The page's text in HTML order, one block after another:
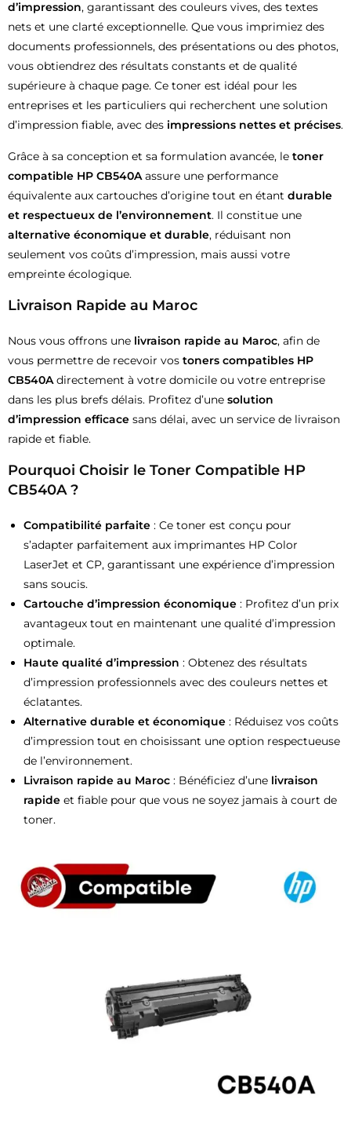
d’impression, garantissant des couleurs vives, des textes
nets et une clarté exceptionnelle. Que vous imprimiez des
documents professionnels, des présentations ou des photos,
vous obtiendrez des résultats constants et de qualité
supérieure à chaque page. Ce toner est idéal pour les
entreprises et les particuliers qui recherchent une solution
d’impression fiable, avec des impressions nettes et précises.
Grâce à sa conception et sa formulation avancée, le toner
compatible HP CB540Aassure une performance
équivalente aux cartouches d’origine tout en étant durable
et respectueux de l’environnement. Il constitue une
alternative économique et durable, réduisant non
seulement vos coûts d’impression, mais aussi votre
empreinte écologique.
Livraison Rapide au Maroc
Nous vous offrons une livraison rapide au Maroc, afin de
vous permettre de recevoir vos toners compatibles HP
CB540Adirectement à votre domicile ou votre entreprise
dans les plus brefs délais. Profitez d’une solution
d’impression efficace sans délai, avec un service de livraison
rapide et fiable.
Pourquoi Choisir le Toner Compatible HP
CB540A ?
Compatibilité parfaite : Ce toner est conçu pour
s’adapter parfaitement aux imprimantes HP Color
LaserJet et CP, garantissant une expérience d’impression
sans soucis.
Cartouche d’impression économique : Profitez d’un prix
avantageux tout en maintenant une qualité d’impression
optimale.
Haute qualité d’impression : Obtenez des résultats
d’impression professionnels avec des couleurs nettes et
éclatantes.
Alternative durable et économique : Réduisez vos coûts
d’impression tout en choisissant une option respectueuse
de l’environnement.
Livraison rapide au Maroc : Bénéficiez d’une livraison
rapide et fiable pour que vous ne soyez jamais à court de
toner.